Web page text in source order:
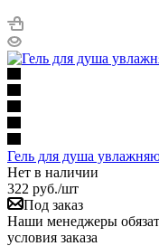
Гель для душа
Нет в наличии
322 руб./шт
Под заказ
Наши менеджеры
условия заказа